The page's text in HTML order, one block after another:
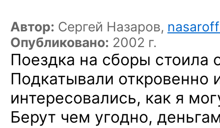
Автор: Сергей Назаров,
Опубликовано: 2002 г.
Поездка на сборы стоила
Подкатывали откровенно
интересовались, как я
Берут чем угодно,